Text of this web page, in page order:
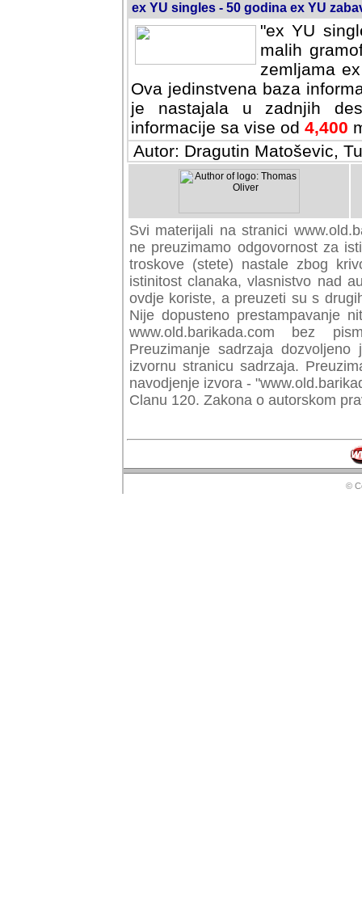
ex YU singles - 50 godina ex YU
"ex YU
malih
zemljama
Ova jedinstvena baza
je nastajala u zadnjih
informacije sa vise od 4,400
Autor: Dragutin Matoševic,
Svi materijali na stranici
preuzimamo odgovornost za
troskove (stete) nastale zbog
istinitost clanaka, vlasnistvo nad
ovdje koriste, a preuzeti su s
Nije dopusteno prestampavanje
www.old.barikada.com bez
Preuzimanje sadrzaja
izvornu stranicu sadrzaja.
navodjenje izvora -
Clanu 120. Zakona o autorskom
©